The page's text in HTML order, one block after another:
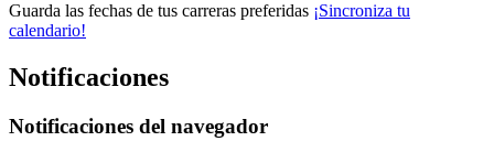
Guarda las fechas de tus carreras preferidas ¡Sincroniza tu
calendario!
Notificaciones
Notificaciones del navegador